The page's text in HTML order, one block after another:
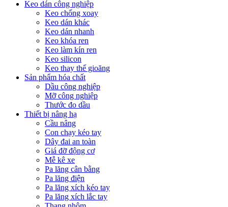
Keo dán công nghiệp
Keo chống xoay
Keo dán khác
Keo dán nhanh
Keo khóa ren
Keo làm kín ren
Keo silicon
Keo thay thế gioăng
Sản phẩm hóa chất
Dầu công nghiệp
Mỡ công nghiệp
Thước đo dầu
Thiết bị nâng hạ
Cầu nâng
Con chạy kéo tay
Dây đai an toàn
Giá đỡ động cơ
Mễ kê xe
Pa lăng cân bằng
Pa lăng điện
Pa lăng xích kéo tay
Pa lăng xích lắc tay